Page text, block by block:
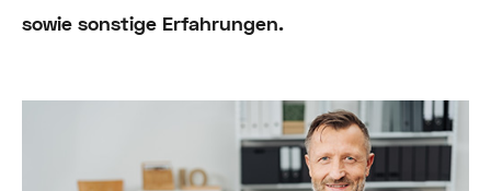
sowie sonstige Erfahrungen.